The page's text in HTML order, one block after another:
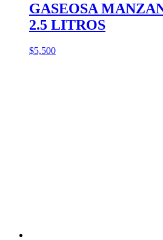
GASEOSA
2.5 LITROS
$5,500